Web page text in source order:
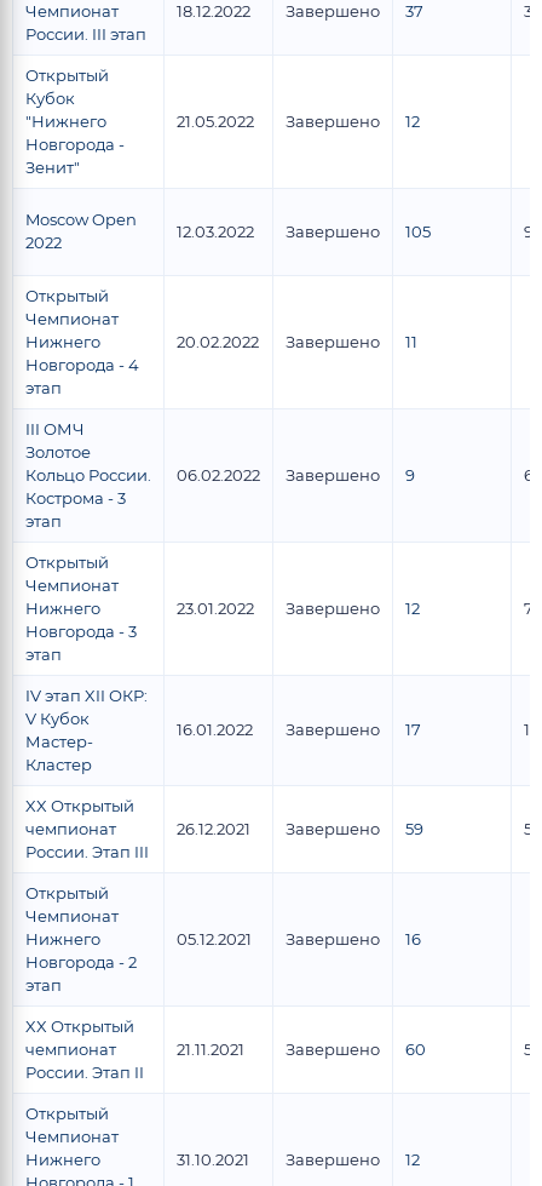
Чемпионат
России. III этап
18.12.2022 Завершено 37 31
Открытый
Кубок
"Нижнего
Новгорода -
Зенит"
21.05.2022 Завершено 12
Moscow Open
2022
12.03.2022 Завершено 105 93
Открытый
Чемпионат
Нижнего
Новгорода - 4
этап
20.02.2022 Завершено 11
III ОМЧ
Золотое
Кольцо России.
Кострома - 3
этап
06.02.2022 Завершено 9 6
Открытый
Чемпионат
Нижнего
Новгорода - 3
этап
23.01.2022 Завершено 12 7
IV этап XII ОКР:
V Кубок
Мастер-
Кластер
16.01.2022 Завершено 17 12
XX Открытый
чемпионат
России. Этап III
26.12.2021 Завершено 59 51
Открытый
Чемпионат
Нижнего
Новгорода - 2
этап
05.12.2021 Завершено 16
XX Открытый
чемпионат
России. Этап II
21.11.2021 Завершено 60 54
Открытый
Чемпионат
Нижнего
31.10.2021 Завершено 12